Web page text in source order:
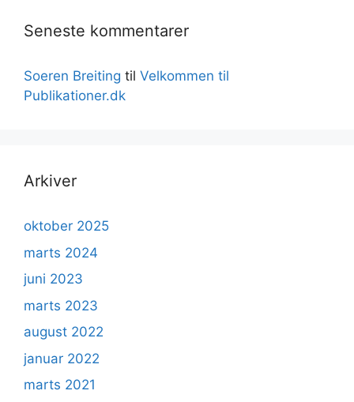
Seneste kommentarer
Soeren Breiting til Velkommen til
Publikationer.dk
Arkiver
oktober 2025
marts 2024
juni 2023
marts 2023
august 2022
januar 2022
marts 2021